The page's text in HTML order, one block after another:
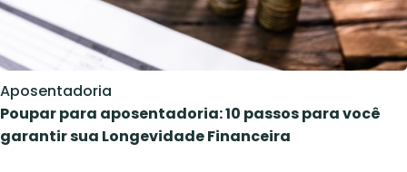
Aposentadoria
Poupar para aposentadoria: 10 passos para você
garantir sua Longevidade Financeira